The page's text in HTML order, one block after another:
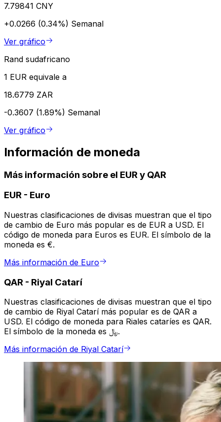
7.79841 CNY
+0.0266 (0.34%) Semanal
Ver gráfico
Rand sudafricano
1 EUR equivale a
18.6779 ZAR
-0.3607 (1.89%) Semanal
Ver gráfico
Información de moneda
Más información sobre el EUR y QAR
EUR - Euro
Nuestras clasificaciones de divisas muestran que el tipo
de cambio de Euro más popular es de EUR a USD. El
código de moneda para Euros es EUR. El símbolo de la
moneda es €.
Más información de Euro
QAR - Riyal Catarí
Nuestras clasificaciones de divisas muestran que el tipo
de cambio de Riyal Catarí más popular es de QAR a
USD. El código de moneda para Riales cataríes es QAR.
El símbolo de la moneda es ﷼.
Más información de Riyal Catarí